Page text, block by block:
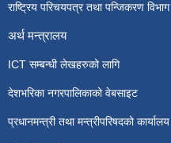
राष्ट्रिय परिचयपत्र तथा पन्जिकरण विभाग
अर्थ मन्त्रालय
ICT सम्बन्धी लेखहरुको लागि
देशभरिका नगरपालिकाको वेबसाइट
प्रधानमन्त्री तथा मन्त्रीपरिषदको कार्यालय